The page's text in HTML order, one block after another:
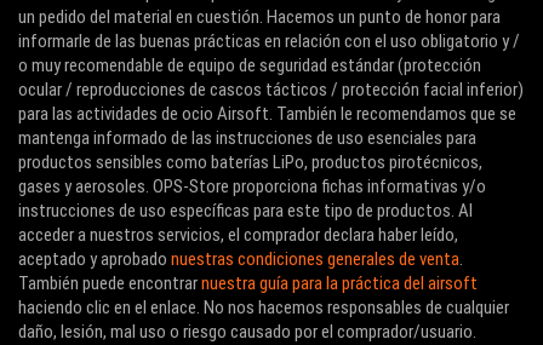
un pedido del material en cuestión. Hacemos un punto de honor para
informarle de las buenas prácticas en relación con el uso obligatorio y /
o muy recomendable de equipo de seguridad estándar (protección
ocular / reproducciones de cascos tácticos / protección facial inferior)
para las actividades de ocio Airsoft. También le recomendamos que se
mantenga informado de las instrucciones de uso esenciales para
productos sensibles como baterías LiPo, productos pirotécnicos,
gases y aerosoles. OPS-Store proporciona fichas informativas y/o
instrucciones de uso específicas para este tipo de productos. Al
acceder a nuestros servicios, el comprador declara haber leído,
aceptado y aprobado nuestras condiciones generales de venta.
También puede encontrarnuestra guía para la práctica del airsoft
haciendo clic en el enlace. No nos hacemos responsables de cualquier
daño, lesión, mal uso o riesgo causado por el comprador/usuario.